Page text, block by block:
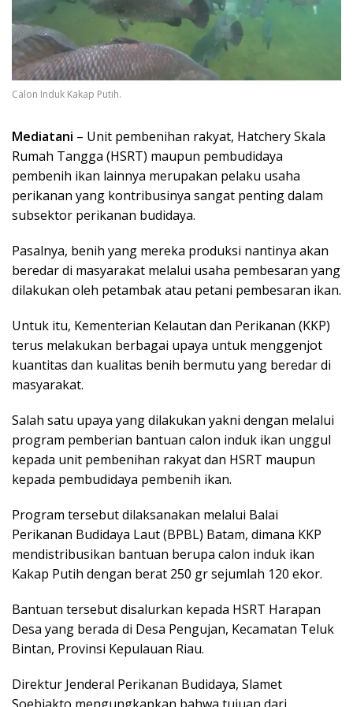
Calon Induk Kakap Putih.
Mediatani – Unit pembenihan rakyat, Hatchery Skala
Rumah Tangga (HSRT) maupun pembudidaya
pembenih ikan lainnya merupakan pelaku usaha
perikanan yang kontribusinya sangat penting dalam
subsektor perikanan budidaya.
Pasalnya, benih yang mereka produksi nantinya akan
beredar di masyarakat melalui usaha pembesaran yang
dilakukan oleh petambak atau petani pembesaran ikan.
Untuk itu, Kementerian Kelautan dan Perikanan (KKP)
terus melakukan berbagai upaya untuk menggenjot
kuantitas dan kualitas benih bermutu yang beredar di
masyarakat.
Salah satu upaya yang dilakukan yakni dengan melalui
program pemberian bantuan calon induk ikan unggul
kepada unit pembenihan rakyat dan HSRT maupun
kepada pembudidaya pembenih ikan.
Program tersebut dilaksanakan melalui Balai
Perikanan Budidaya Laut (BPBL) Batam, dimana KKP
mendistribusikan bantuan berupa calon induk ikan
Kakap Putih dengan berat 250 gr sejumlah 120 ekor.
Bantuan tersebut disalurkan kepada HSRT Harapan
Desa yang berada di Desa Pengujan, Kecamatan Teluk
Bintan, Provinsi Kepulauan Riau.
Direktur Jenderal Perikanan Budidaya, Slamet